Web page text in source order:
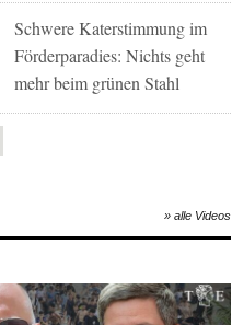
Schwere Katerstimmung im
Förderparadies: Nichts geht
mehr beim grünen Stahl
» alle Videos